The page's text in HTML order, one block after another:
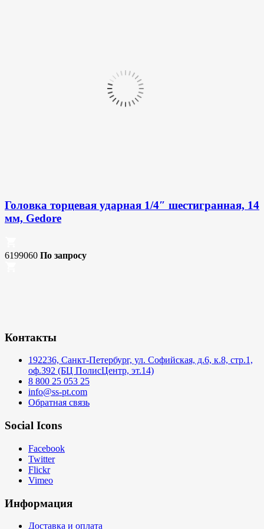
Головка торцевая ударная 1/4″ шестигранная, 14
мм, Gedore
6199060 По запросу
Контакты
192236, Санкт-Петербург, ул. Софийская, д.6, к.8, стр.1,
оф.392 (БЦ ПолисЦентр, эт.14)
8 800 25 053 25
info@ss-pt.com
Обратная связь
Social Icons
Facebook
Twitter
Flickr
Vimeo
Информация
Доставка и оплата